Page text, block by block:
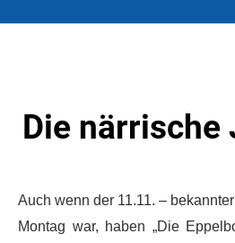
Die närrische
Auch wenn der 11.11. –
Montag war, haben „Die